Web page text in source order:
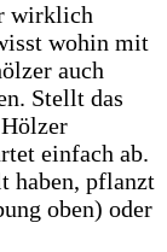
wirklich
wohin mit
auch
Stellt das
einfach ab.
haben, pflanzt
oben) oder